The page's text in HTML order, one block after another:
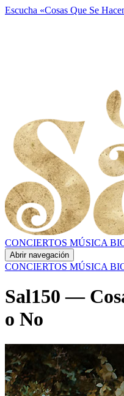
Escucha «Cosas Que Se
CONCIERTOS MÚSICA
Abrir navegación
CONCIERTOS MÚSICA
Sal150 —
o No